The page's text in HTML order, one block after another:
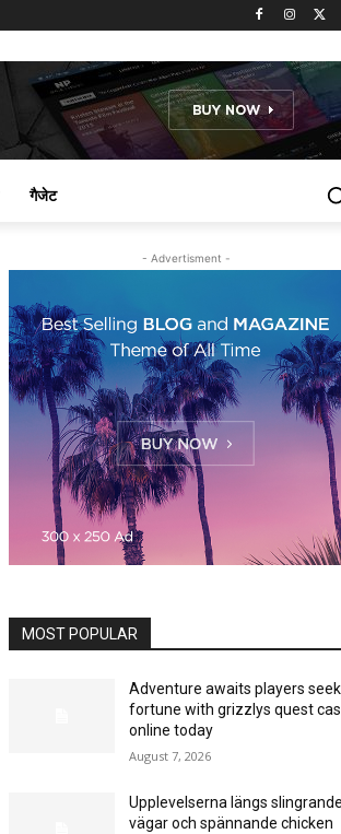
गैजेट
- Advertisment -
MOST POPULAR
Adventure awaits players
fortune with grizzlys quest
online today
August 7, 2026
Upplevelserna längs slingrande
vägar och spännande chicken